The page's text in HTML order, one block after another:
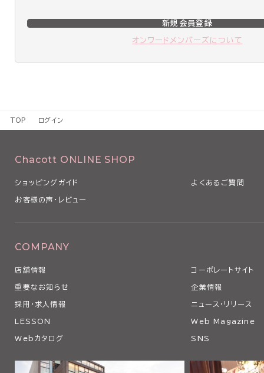
新規会員登録
オンワードメンバーズについて
TOP ログイン
Chacott ONLINE SHOP
ショッピングガイド よくあるご質問
お客様の声・レビュー
COMPANY
店舗情報 コーポレートサイト
重要なお知らせ 企業情報
採用・求人情報 ニュース・リリース
LESSON Web Magazine
Webカタログ SNS